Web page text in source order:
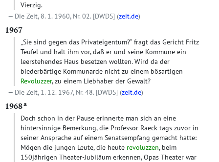
Vierzig.
Die Zeit, 8. 1. 1960, Nr. 02. [DWDS] (zeit.de)
1967
„Sie sind gegen das Privateigentum?“ fragt das Gericht Fritz
Teufel und hält ihm vor, daß er und seine Kommune ein
leerstehendes Haus besetzen wollten. Wird da der
biederbärtige Kommunarde nicht zu einem bösartigen
Revoluzzer, zu einem Liebhaber der Gewalt?
Die Zeit, 1. 12. 1967, Nr. 48. [DWDS] (zeit.de)
1968a
Doch schon in der Pause erinnerte man sich an eine
hintersinnige Bemerkung, die Professor Raeck tags zuvor in
seiner Ansprache auf einem Senatsempfang gemacht hatte:
Mögen die jungen Leute, die heute revoluzzen, beim
150jährigen Theater-Jubiläum erkennen, Opas Theater war